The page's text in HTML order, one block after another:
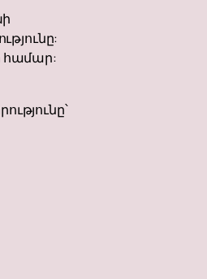
համար: